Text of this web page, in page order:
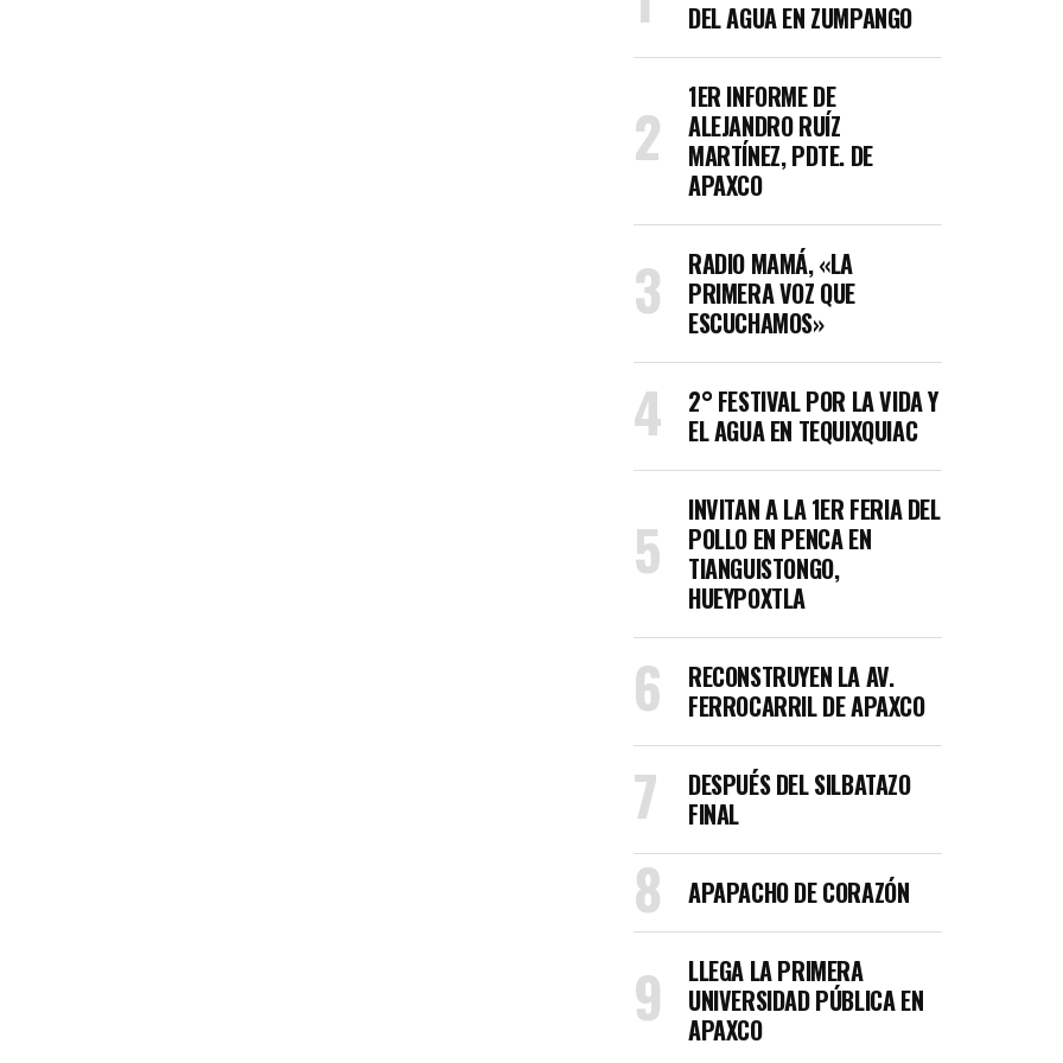
DEL AGUA EN ZUMPANGO
1ER INFORME DE
ALEJANDRO RUÍZ
MARTÍNEZ, PDTE. DE
APAXCO
RADIO MAMÁ, «LA
PRIMERA VOZ QUE
ESCUCHAMOS»
2° FESTIVAL POR LA VIDA Y
EL AGUA EN TEQUIXQUIAC
INVITAN A LA 1ER FERIA DEL
POLLO EN PENCA EN
TIANGUISTONGO,
HUEYPOXTLA
RECONSTRUYEN LA AV.
FERROCARRIL DE APAXCO
DESPUÉS DEL SILBATAZO
FINAL
APAPACHO DE CORAZÓN
LLEGA LA PRIMERA
UNIVERSIDAD PÚBLICA EN
APAXCO